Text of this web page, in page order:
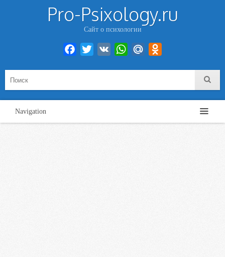
Pro-Psixology.ru
Сайт о психологии
Facebook
Twitter VK WhatsAppMail.Ru
Navigation